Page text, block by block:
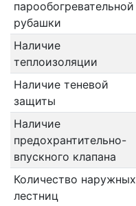
парообогревательной
рубашки
Наличие
теплоизоляции
Наличие теневой
защиты
Наличие
предохрантительно-
впускного клапана
Количество наружных
лестниц